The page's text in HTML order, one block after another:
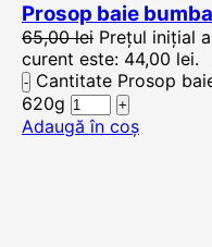
Prosop baie
65,00lei Prețul inițial
curent este: 44,00 lei.
Cantitate Prosop
620g
Adaugă în coș